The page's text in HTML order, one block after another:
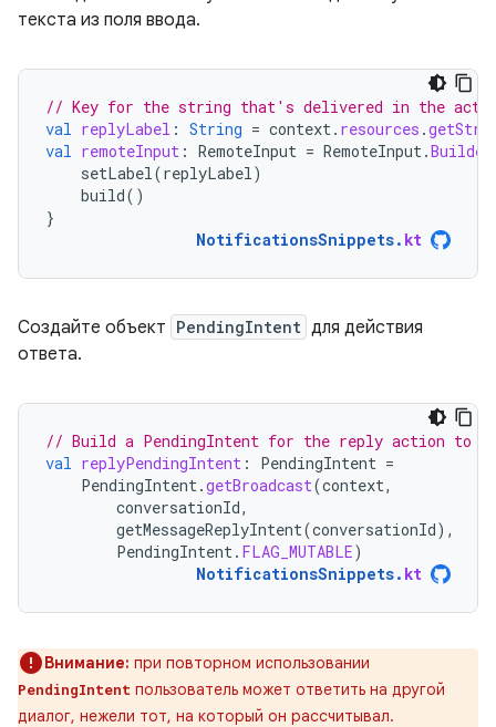
текста из поля ввода.
// Key for the string that's delivered in the
val replyLabel : String = context . resources .
val remoteInput : RemoteInput = RemoteInput .Builder
setLabel (replyLabel )
build()
}
NotificationsSnippets. kt
Создайте объект PendingIntent для действия
ответа.
// Build a PendingIntent for the reply action to
val replyPendingIntent : PendingIntent =
PendingIntent .getBroadcast(context,
conversationId,
getMessageReplyIntent(conversationId),
PendingIntent . FLAG_MUTABLE)
NotificationsSnippets. kt
Внимание: при повторном использовании
PendingIntent пользователь может ответить на другой
диалог, нежели тот, на который он рассчитывал.